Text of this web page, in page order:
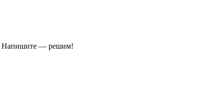
Напишите — решим!